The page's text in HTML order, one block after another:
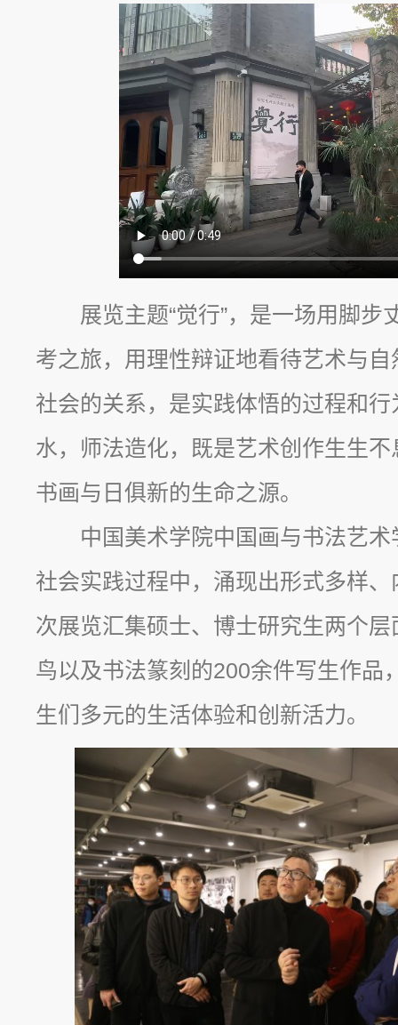
展览主题“觉行”，是一场用脚
考之旅，用理性辩证地看待艺术与
社会的关系，是实践体悟的过程和
水，师法造化，既是艺术创作生生
书画与日俱新的生命之源。
中国美术学院中国画与书法艺
社会实践过程中，涌现出形式多样
次展览汇集硕士、博士研究生两个
鸟以及书法篆刻的200余件写生作品
生们多元的生活体验和创新活力。